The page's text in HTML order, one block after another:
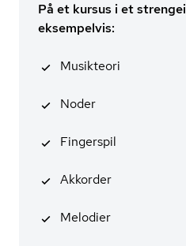
På et kursus i et
eksempelvis:
Musikteori
Noder
Fingerspil
Akkorder
Melodier